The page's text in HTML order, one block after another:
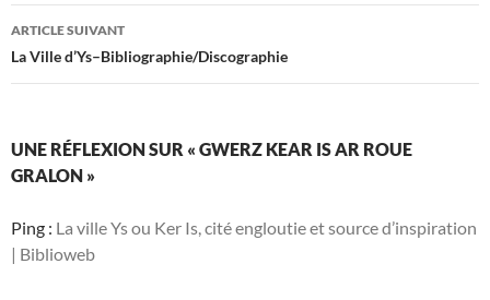
articles
ARTICLE SUIVANT
La Ville d’Ys–Bibliographie/Discographie
UNE RÉFLEXION SUR « GWERZ KEAR IS AR ROUE
GRALON »
Ping : La ville Ys ou Ker Is, cité engloutie et source d’inspiration
| Biblioweb